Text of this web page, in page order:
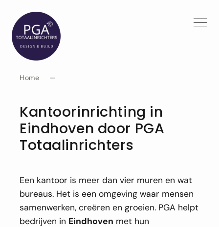
Spring
naar
inhoud
Home —
Kantoorinrichting in
Eindhoven door PGA
Totaalinrichters
Een kantoor is meer dan vier muren en wat
bureaus. Het is een omgeving waar mensen
samenwerken, creëren en groeien. PGA helpt
bedrijven in Eindhoven met hun